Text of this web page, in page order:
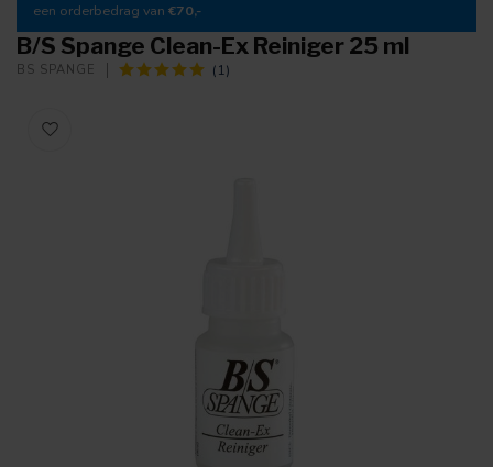
een orderbedrag van €70,-
B/S Spange Clean-Ex Reiniger 25 ml
BS SPANGE (1)